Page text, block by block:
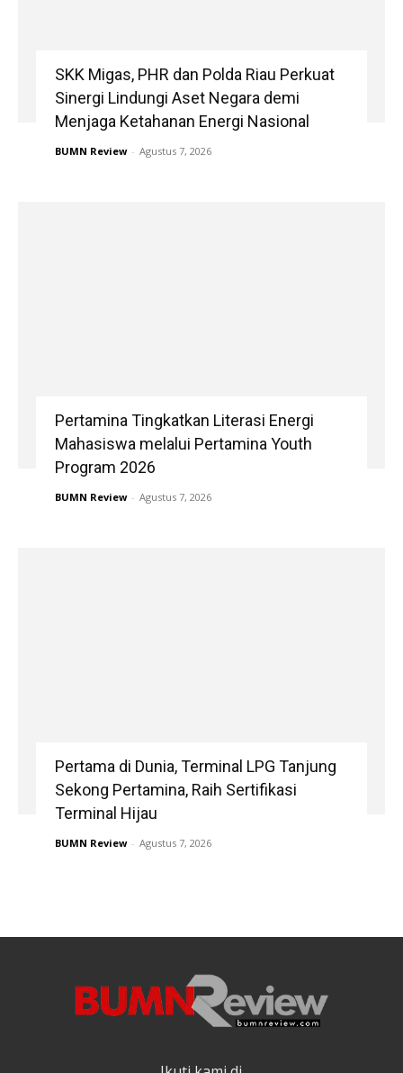
SKK Migas, PHR dan Polda Riau Perkuat
Sinergi Lindungi Aset Negara demi
Menjaga Ketahanan Energi Nasional
BUMN Review - Agustus 7, 2026
Pertamina Tingkatkan Literasi Energi
Mahasiswa melalui Pertamina Youth
Program 2026
BUMN Review - Agustus 7, 2026
Pertama di Dunia, Terminal LPG Tanjung
Sekong Pertamina, Raih Sertifikasi
Terminal Hijau
BUMN Review - Agustus 7, 2026